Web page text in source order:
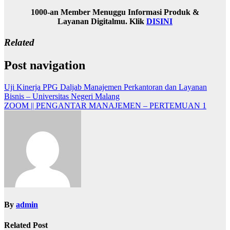
1000-an Member Menuggu Informasi Produk &
Layanan Digitalmu. Klik DISINI
Related
Post navigation
Uji Kinerja PPG Daljab Manajemen Perkantoran dan Layanan
Bisnis – Universitas Negeri Malang
ZOOM || PENGANTAR MANAJEMEN – PERTEMUAN 1
By admin
Related Post